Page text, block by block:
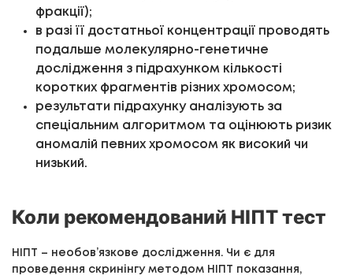
фракції);
в разі її достатньої концентрації проводять
подальше молекулярно-генетичне
дослідження з підрахунком кількості
коротких фрагментів різних хромосом;
результати підрахунку аналізують за
спеціальним алгоритмом та оцінюють ризик
аномалій певних хромосом як високий чи
низький.
Коли рекомендований НІПТ тест
НІПТ – необов’язкове дослідження. Чи є для
проведення скринінгу методом НІПТ показання,